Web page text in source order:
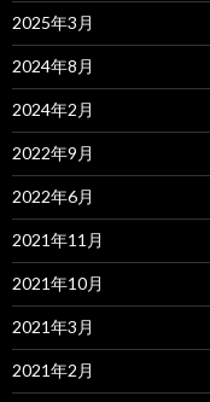
2025年3月
2024年8月
2024年2月
2022年9月
2022年6月
2021年11月
2021年10月
2021年3月
2021年2月